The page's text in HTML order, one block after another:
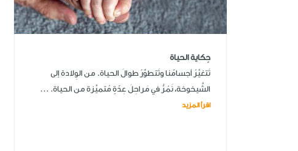
حِكاية الحياة
تَتغيَّرُ أجسامُنا وتَتطوَّرُ طوالَ الحياة. من الوِلادة إلى
الشَّيخوخة، نَمُرُّ في مَراحِلَ عِدّةٍ مُتميِّزة من الحياة. ...
اقرأ المزيد